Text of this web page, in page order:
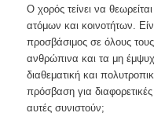
Ο χορός τείνει να
ατόμων και κοινοτήτων.
προσβάσιμος σε όλους
ανθρώπινα και τα μη
διαθεματική και
πρόσβαση για διαφορετικές
αυτές συνιστούν;